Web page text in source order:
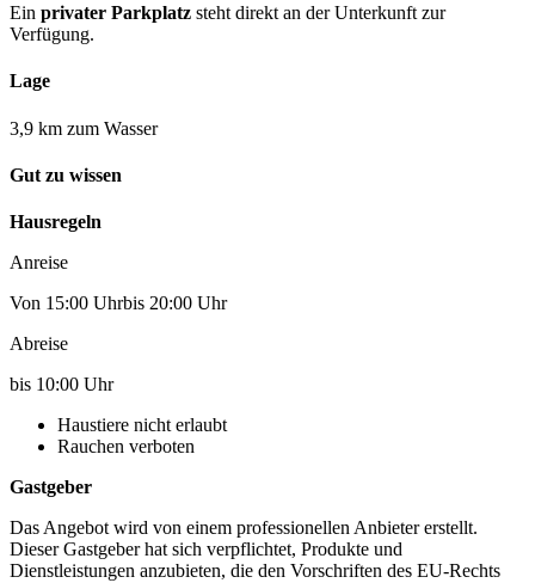
Ein privater Parkplatz steht direkt an der Unterkunft zur
Verfügung.
Lage
3,9 km zum Wasser
Gut zu wissen
Hausregeln
Anreise
Von 15:00 Uhrbis 20:00 Uhr
Abreise
bis 10:00 Uhr
Haustiere nicht erlaubt
Rauchen verboten
Gastgeber
Das Angebot wird von einem professionellen Anbieter erstellt.
Dieser Gastgeber hat sich verpflichtet, Produkte und
Dienstleistungen anzubieten, die den Vorschriften des EU-Rechts